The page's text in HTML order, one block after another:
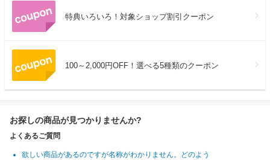
特典いろいろ！対象ショップ割引クーポン
100～2,000円OFF！選べる5種類のクーポン
お探しの商品が見つかりませんか?
よくあるご質問
欲しい商品があるのですが名称がわかりません。どのよう